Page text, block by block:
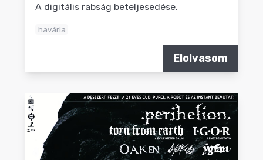
A digitális rabság beteljesedése.
havária
Elolvasom